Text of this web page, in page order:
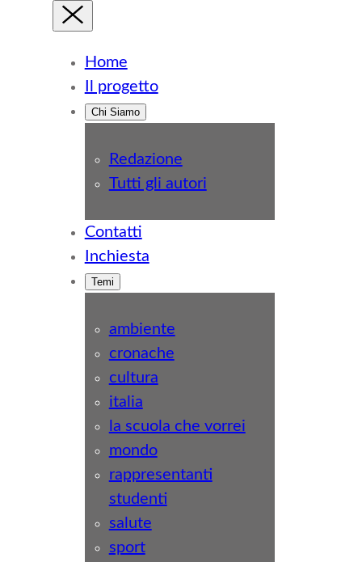
Home
Il progetto
Chi Siamo
Redazione
Tutti gli autori
Contatti
Inchiesta
Temi
ambiente
cronache
cultura
italia
la scuola che vorrei
mondo
rappresentanti
studenti
salute
sport